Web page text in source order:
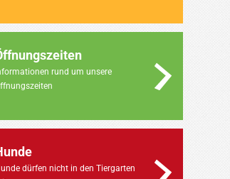
rund um unsere
dürfen nicht in den Tiergarten